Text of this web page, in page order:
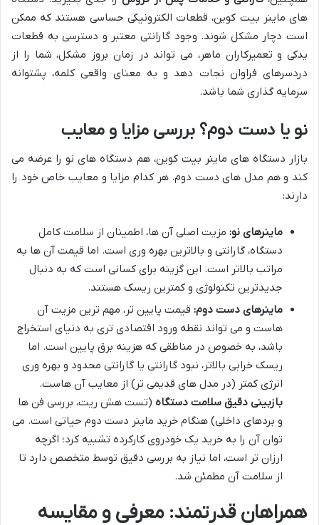
های ماینر بیت کوین، قطعات الکترونیکی حساسی هستند که ممکن
است دچار مشکل شوند. وجود گارانتی معتبر و دسترسی به قطعات
یدکی و تعمیرکاران ماهر، می تواند در زمان بروز مشکل، شما را از
دردسرهای فراوان نجات دهد و به معنای واقعی کلمه، پشتوانه
سرمایه گذاری شما باشد.
نو یا دست دوم؟ بررسی مزایا و معایب
بازار دستگاه های ماینر بیت کوین، هم دستگاه های نو را عرضه می
کند و هم مدل های دست دوم. هر کدام مزایا و معایب خاص خود را
دارند:
ماینرهای نو: مزیت اصلی آن ها، اطمینان از سلامت کامل
دستگاه، گارانتی و بالاترین بهره وری است. اما قیمت آن ها به
مراتب بالاتر است. این گزینه برای کسانی است که به دنبال
جدیدترین تکنولوژی و کمترین ریسک هستند.
ماینرهای دست دوم: قیمت پایین تر، مهم ترین مزیت آن
هاست و می تواند نقطه ورود اقتصادی تری به دنیای استخراج
باشد، به خصوص در مناطقی که هزینه برق پایین است. اما
ریسک خرابی بالاتر، نبود گارانتی یا گارانتی محدود و بهره وری
انرژی کمتر (در مدل های قدیمی تر) از معایب آن هاست.
بازبینی دقیق سلامت دستگاه (تست هش ریت، بررسی فن ها
و بردهای داخلی) هنگام خرید ماینر دست دوم حیاتی است. می
توان آن را به خرید یک خودروی کارکرده تشبیه کرد؛ اگرچه
ارزان تر است، اما نیاز به بررسی دقیق توسط متخصص دارد تا
از سلامت آن مطمئن شد.
همراهان قدرتمند: معرفی و مقایسه